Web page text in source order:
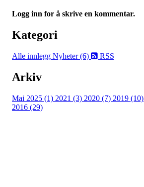
Logg inn for å skrive en kommentar.
Kategori
Alle innlegg Nyheter (6) RSS
Arkiv
Mai 2025 (1) 2021 (3) 2020 (7) 2019 (10)
2016 (29)